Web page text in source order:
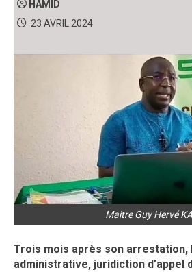
HAMID
23 AVRIL 2024
Maitre Guy Hervé
Trois mois après son arrestation,
administrative, juridiction d’appel